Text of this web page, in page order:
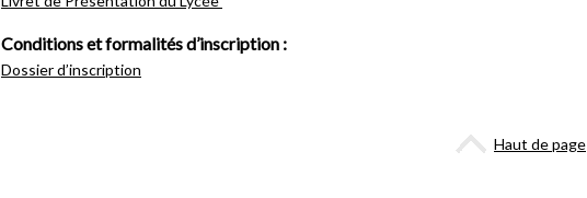
Conditions et formalités d’inscription :
Dossier d’inscription
Haut de page